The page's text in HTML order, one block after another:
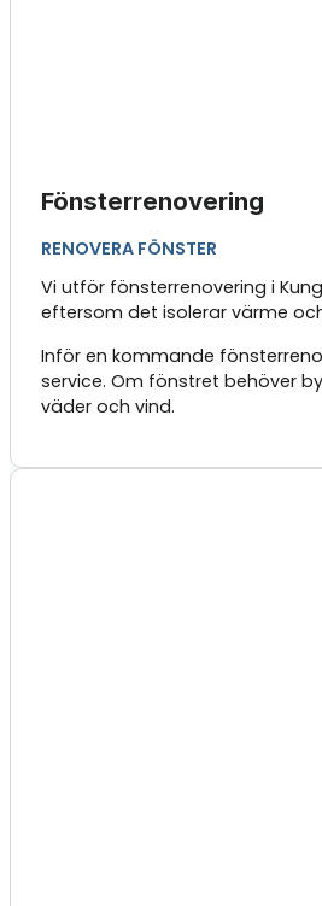
Fönsterrenovering
RENOVERA FÖNSTER
Vi utför fönsterrenovering i
eftersom det isolerar värme
Inför en kommande
service. Om fönstret behöver
väder och vind.